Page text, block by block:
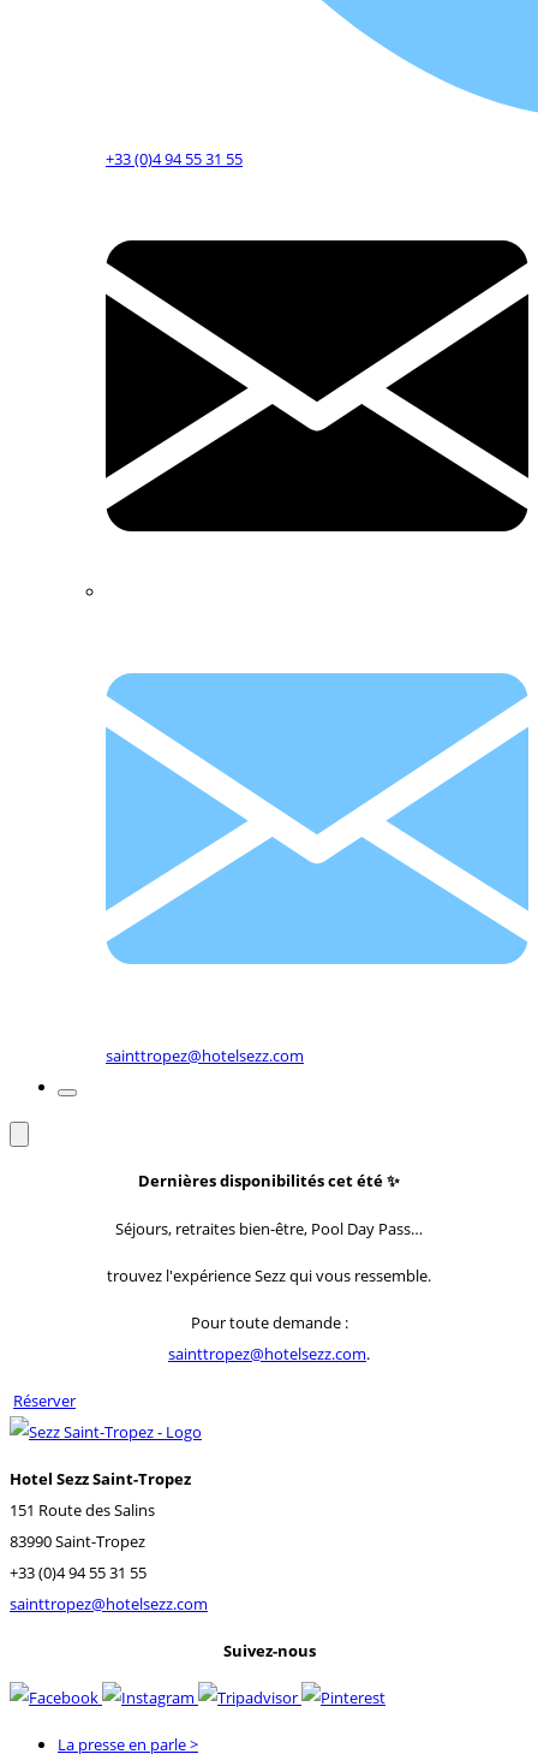
+33 (0)4 94 55 31 55
sainttropez@hotelsezz.com
Dernières disponibilités cet été ✨
Séjours, retraites bien-être, Pool Day Pass…
trouvez l'expérience Sezz qui vous ressemble.
Pour toute demande :
sainttropez@hotelsezz.com.
Réserver
Hotel Sezz Saint-Tropez
151 Route des Salins
83990 Saint-Tropez
+33 (0)4 94 55 31 55
sainttropez@hotelsezz.com
Suivez-nous
La presse en parle>